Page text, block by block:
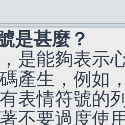
是甚麼？
是能夠表示
產生，例如
表情符號的
不要過度使